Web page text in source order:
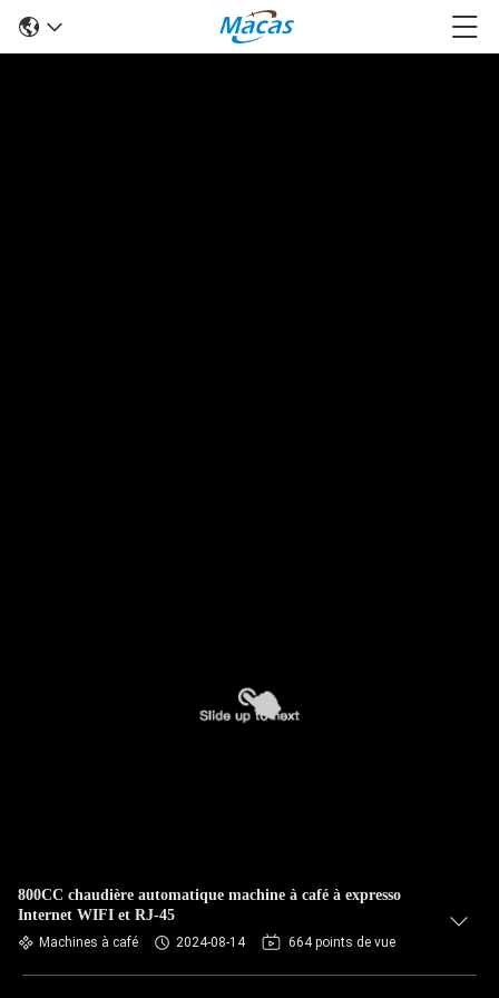
800CC chaudière automatique machine à café à expresso
Internet WIFI et RJ-45
Machines à café 2024-08-14 664 points de vue